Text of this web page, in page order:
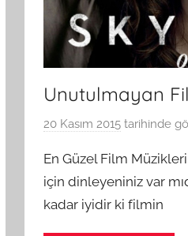
Unutulmayan
20 Kasım 2015 tarihinde
En Güzel Film
için dinleyeniniz var
kadar iyidir ki filmin